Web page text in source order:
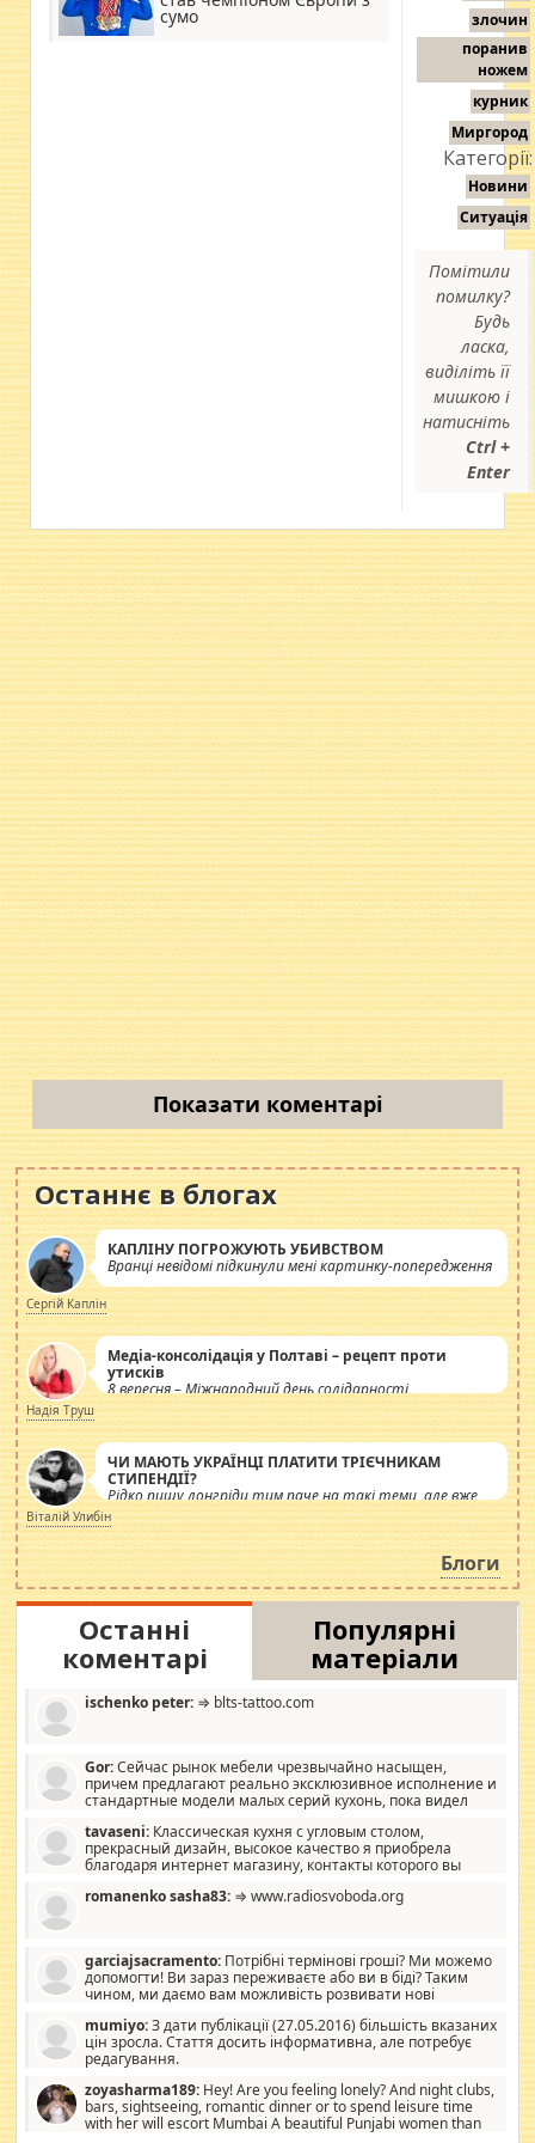
сумо
злочин
поранив
ножем
курник
Миргород
Категорії:
Новини
Ситуація
Помітили
помилку?
Будь
ласка,
виділіть її
мишкою і
натисніть
Ctrl +
Enter
Показати коментарі
Останнє в блогах
КАПЛІНУ ПОГРОЖУЮТЬ УБИВСТВОМ
Вранці невідомі підкинули мені картинку-попередження
Сергій Каплін
Медіа-консолідація у Полтаві – рецепт проти
утисків
8 вересня – Міжнародний день солідарності
журналістів.
Надія Труш
ЧИ МАЮТЬ УКРАЇНЦІ ПЛАТИТИ ТРІЄЧНИКАМ
СТИПЕНДІЇ?
Рідко пишу лонгріди тим паче на такі теми, але вже
просто дістало! Обурюють сьогоднішні інсенуації
навколо стипендіального питання. Штучно
роздувається ще одна соціальна катастрофа.
Віталій Улибін
Блоги
Останні
коментарі
Популярні
матеріали
ischenko peter: ⇒ blts-tattoo.com
Gor:Сейчас рынок мебели чрезвычайно насыщен,
причем предлагают реально эксклюзивное исполнение и
стандартные модели малых серий кухонь, пока видел
стандартные формы, в MebelOk, креативненько и что главное -
со вкусом все в порядке, без ненужных наворотов удорожающих
мебель, а это не последний фактор.
tavaseni: Классическая кухня с угловым столом,
прекрасный дизайн, высокое качество я приобрела
благодаря интернет магазину, контакты которого вы
romanenko sasha83: ⇒ www.radiosvoboda.org
garciajsacramento: Потрібні термінові гроші? Ми можемо
допомогти! Ви зараз переживаєте або ви в біді? Таким
чином, ми даємо вам можливість розвивати нові
допомагати людям, які намагаються дати їм шанс. Кожен
заслуговує на другий шанс, і, оскільки влада не зможе, вони
повинні приймати від інших. Для нас нема багато суми, і зрілість
витрат, а тільки узгоджених сум і нічого іншого. Не чекайте і не
коментуйте цей пост. Введіть суму, яку ви хочете подати, і ми
зв'яжемося з вами з усіма варіантами. зв'яжіться з нами
mumiyo:З дати публікації (27.05.2016) більшість вказаних
цін зросла. Стаття досить інформативна, але потребує
редагування.
zoyasharma189: Hey! Are you feeling lonely? And night clubs,
bars, sightseeing, romantic dinner or to spend leisure time
with her will escort Mumbai A beautiful Punjabi women than